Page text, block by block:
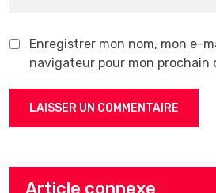
Enregistrer mon nom, mon e-
navigateur pour mon prochain
Article connexe